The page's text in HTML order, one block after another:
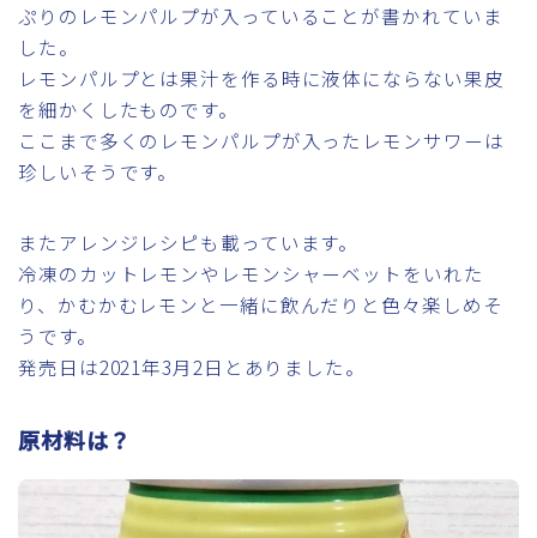
ぷりのレモンパルプが入っていることが書かれていま
した。
レモンパルプとは果汁を作る時に液体にならない果皮
を細かくしたものです。
ここまで多くのレモンパルプが入ったレモンサワーは
珍しいそうです。
またアレンジレシピも載っています。
冷凍のカットレモンやレモンシャーベットをいれた
り、かむかむレモンと一緒に飲んだりと色々楽しめそ
うです。
発売日は2021年3月2日とありました。
原材料は？